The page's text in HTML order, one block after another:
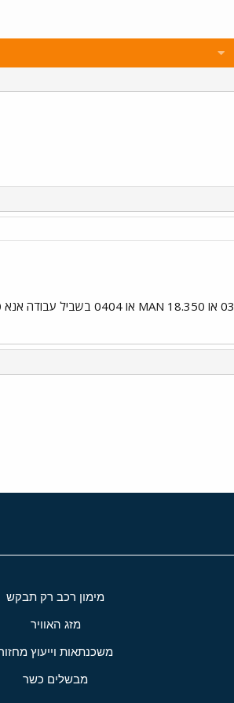
מימון רכב רק תבקש
מזג האוויר
משכנתאות וייעוץ
מבשלים כשר